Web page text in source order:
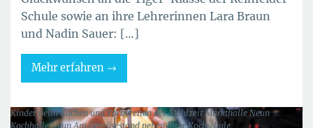
Schule sowie an ihre Lehrerinnen Lara Braun
und Nadin Sauer: […]
Mehr erfahren
Kinder beim Kochen und Vorbereiten der Mahlzeit Markthalle Neun
Kochhalle Neun Am Gemüsestand neben ihrer Kochschule